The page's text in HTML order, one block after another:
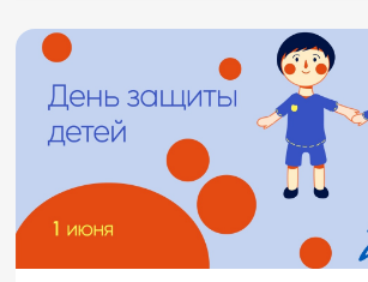
О проекте
Новости
Фотогалерея
Видео
Инфографики
Презентации
Итоги событий
Личный кабинет
English
События